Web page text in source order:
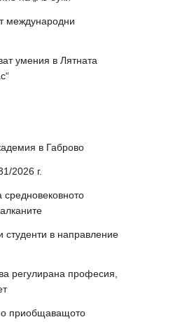
международни
умения в Лятната
в Габрово
2026 г.
средновековното
студенти в направление
регулирана професия,
приобщаващото